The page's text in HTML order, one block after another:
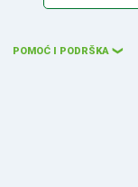
POMOĆ I PODRŠKA ❮